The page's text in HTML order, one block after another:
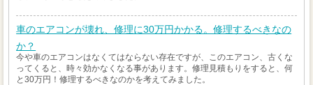
車のエアコンが壊れ、修理に30万円かかる。修理するべきなの
か？
今や車のエアコンはなくてはならない存在ですが、このエアコン、古くな
ってくると、時々効かなくなる事があります。修理見積もりをすると、何
と30万円！修理するべきなのかを考えてみました。